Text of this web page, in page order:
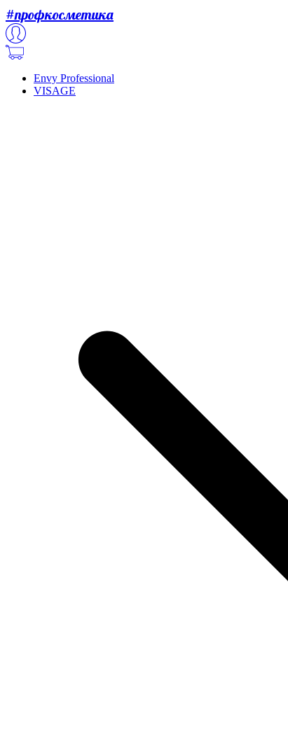
#профкосметика
Envy Professional
VISAGE